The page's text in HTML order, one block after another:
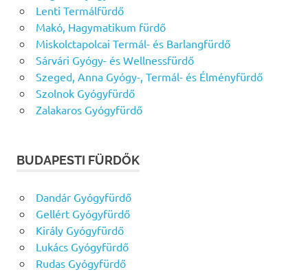
Lenti Termálfürdő
Makó, Hagymatikum fürdő
Miskolctapolcai Termál- és Barlangfürdő
Sárvári Gyógy- és Wellnessfürdő
Szeged, Anna Gyógy-, Termál- és Élményfürdő
Szolnok Gyógyfürdő
Zalakaros Gyógyfürdő
BUDAPESTI FÜRDŐK
Dandár Gyógyfürdő
Gellért Gyógyfürdő
Király Gyógyfürdő
Lukács Gyógyfürdő
Rudas Gyógyfürdő